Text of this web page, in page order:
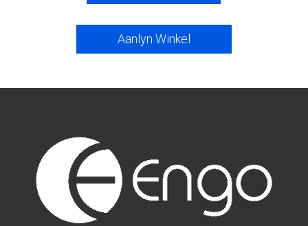
Aanlyn Winkel